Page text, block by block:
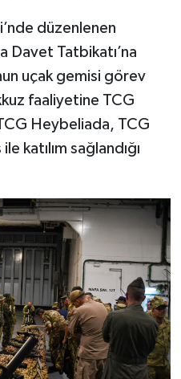
düzenlenen
Davet Tatbikatı’na
uçak gemisi görev
faaliyetine TCG
Heybeliada, TCG
katılım sağlandığı